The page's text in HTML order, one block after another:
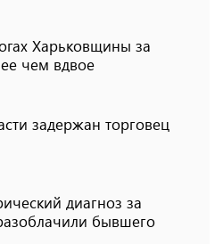
Харьковщины за
чем вдвое
задержан торговец
диагноз за
бывшего